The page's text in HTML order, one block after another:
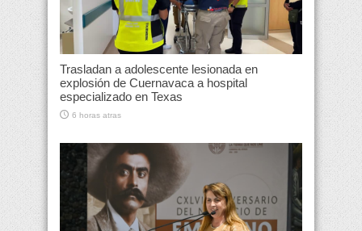
Trasladan a adolescente lesionada en
explosión de Cuernavaca a hospital
especializado en Texas
6 horas atras